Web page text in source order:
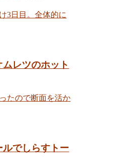
3日目。全体的に
レツのホット
たので断面を活か
でしらすトー